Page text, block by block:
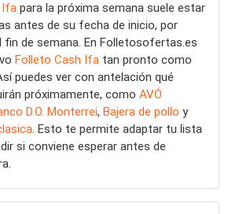
Ifa para la próxima semana suele estar
antes de su fecha de inicio, por
fin de semana. En Folletosofertas.es
Folleto Cash Ifa tan pronto como
puedes ver con antelación qué
próximamente, como AVÓ
D.O. Monterrei, Bajera de pollo y
. Esto te permite adaptar tu lista
si conviene esperar antes de